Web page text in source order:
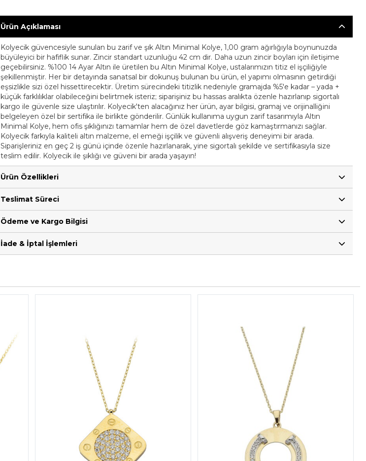
Ürün Açıklaması
Kolyecik güvencesiyle sunulan bu zarif ve şık Altın Minimal Kolye, 1,00 gram ağırlığıyla boynunuzda
büyüleyici bir hafiflik sunar. Zincir standart uzunluğu 42 cm dir. Daha uzun zincir boyları için iletişime
geçebilirsiniz. %100 14 Ayar Altın ile üretilen bu Altın Minimal Kolye, ustalarımızın titiz el işçiliğiyle
şekillenmiştir. Her bir detayında sanatsal bir dokunuş bulunan bu ürün, el yapımı olmasının getirdiği
eşsizlikle sizi özel hissettirecektir. Üretim sürecindeki titizlik nedeniyle gramajda %5'e kadar – yada +
küçük farklılıklar olabileceğini belirtmek isteriz; siparişiniz bu hassas aralıkta özenle hazırlanıp sigortalı
kargo ile güvenle size ulaştırılır. Kolyecik'ten alacağınız her ürün, ayar bilgisi, gramaj ve orijinalliğini
belgeleyen özel bir sertifika ile birlikte gönderilir. Günlük kullanıma uygun zarif tasarımıyla Altın
Minimal Kolye, hem ofis şıklığınızı tamamlar hem de özel davetlerde göz kamaştırmanızı sağlar.
Kolyecik farkıyla kaliteli altın malzeme, el emeği işçilik ve güvenli alışveriş deneyimi bir arada.
Siparişleriniz en geç 2 iş günü içinde özenle hazırlanarak, yine sigortalı şekilde ve sertifikasıyla size
teslim edilir. Kolyecik ile şıklığı ve güveni bir arada yaşayın!
Ürün Özellikleri
Teslimat Süreci
Ödeme ve Kargo Bilgisi
İade & İptal İşlemleri